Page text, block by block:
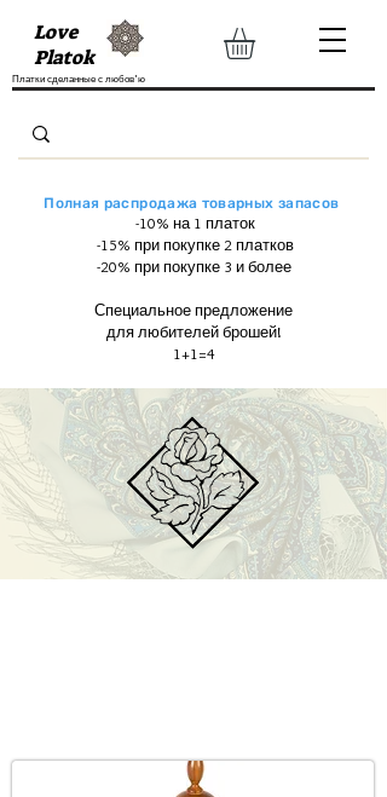
Love
Platok
Платки сделанные с любов'ю
Полная распродажа товарных запасов
-10% на 1 платок
-15% при покупке 2 платков
-20% при покупке 3 и более
Специальное предложение
для любителей брошей!
1+1=4